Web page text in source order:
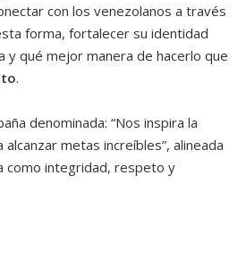
con los venezolanos a través
forma, fortalecer su identidad
y qué mejor manera de hacerlo que
.
denominada: “Nos inspira la
metas increíbles”, alineada
como integridad, respeto y